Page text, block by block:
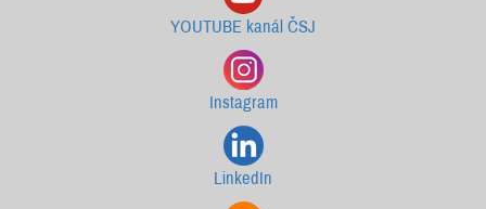
YOUTUBE kanál ČSJ
Instagram
LinkedIn